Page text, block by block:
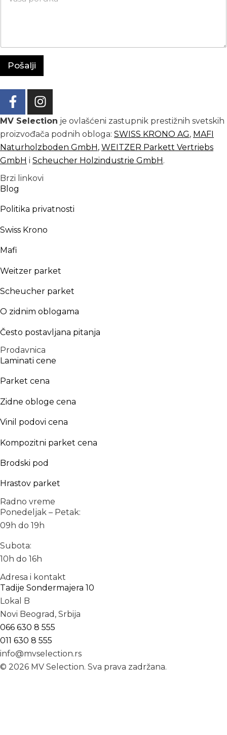
s
Pošalji
MV Selection je ovlašćeni zastupnik prestižnih svetskih
proizvođača podnih obloga: SWISS KRONO AG, MAFI
Naturholzboden GmbH, WEITZER Parkett Vertriebs
GmbH i Scheucher Holzindustrie GmbH.
Brzi linkovi
Blog
Politika privatnosti
Swiss Krono
Mafi
Weitzer parket
Scheucher parket
O zidnim oblogama
Često postavljana pitanja
Prodavnica
Laminati cene
Parket cena
Zidne obloge cena
Vinil podovi cena
Kompozitni parket cena
Brodski pod
Hrastov parket
Radno vreme
Ponedeljak – Petak:
09h do 19h
Subota:
10h do 16h
Adresa i kontakt
Tadije Sondermajera 10
Lokal B
Novi Beograd, Srbija
066 630 8 555
011 630 8 555
info@mvselection.rs
© 2026 MV Selection. Sva prava zadržana.